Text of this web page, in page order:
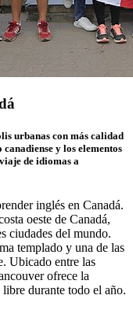
urbanas con más calidad
y los elementos
de idiomas a
inglés en Canadá.
oeste de Canadá,
ciudades del mundo.
templado y una de las
Ubicado entre las
ofrece la
durante todo el año.